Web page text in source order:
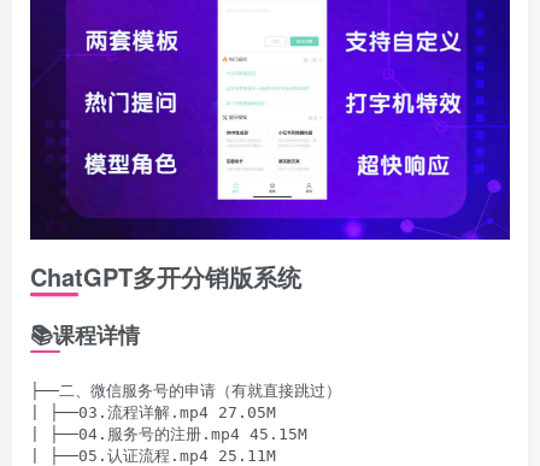
ChatGPT多开分销版系统
📚课程详情
├──二、微信服务号的申请（有就直接跳过）
| ├──03.流程详解.mp4 27.05M
| ├──04.服务号的注册.mp4 45.15M
| ├──05.认证流程.mp4 25.11M